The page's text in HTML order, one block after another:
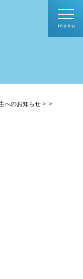
へのお知らせ > >